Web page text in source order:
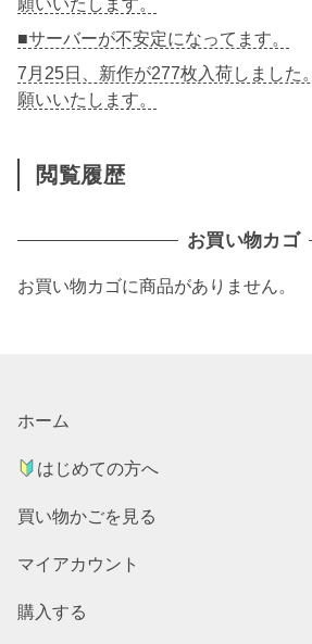
願いいたします。
■サーバーが不安定になってます。
7月25日、新作が277枚入荷しました
願いいたします。
閲覧履歴
お買い物カゴ
お買い物カゴに商品がありません。
ホーム
はじめての方へ
買い物かごを見る
マイアカウント
購入する